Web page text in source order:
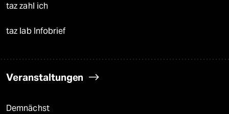
taz zahl ich
taz lab Infobrief
Veranstaltungen
Demnächst